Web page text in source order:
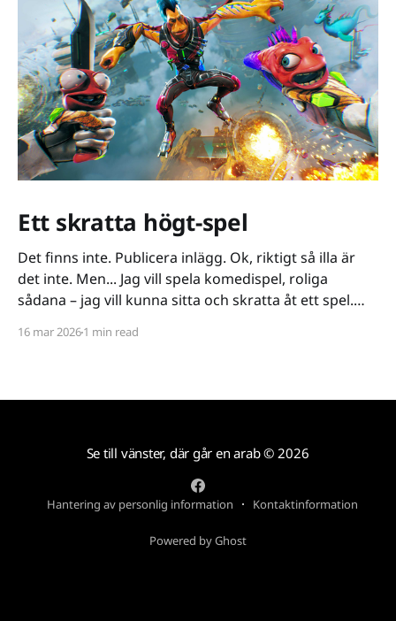
Ett skratta högt-spel
Det finns inte. Publicera inlägg. Ok, riktigt så illa är
det inte. Men... Jag vill spela komedispel, roliga
sådana – jag vill kunna sitta och skratta åt ett spel.
på ett kiss och bajs-spår eller så lutar de sig på
16 mar 20261 min read
Se till vänster, där går en arab© 2026
Hantering av personlig information Kontaktinformation
Powered by Ghost